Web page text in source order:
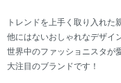
トレンドを上手く取り入れた
他にはないおしゃれなデザイ
世界中のファッショニスタが
大注目のブランドです！